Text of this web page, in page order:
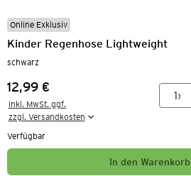
Online Exklusiv
Kinder Regenhose Lightweight
schwarz
Preis:
12,99 €
inkl. MwSt. ggf.
zzgl. Versandkosten
Verfügbar
In den Warenkorb